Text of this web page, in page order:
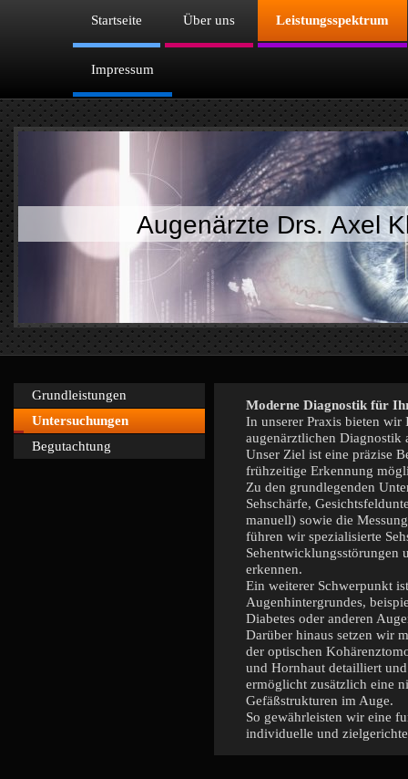
Startseite Über uns Leistungsspektrum
Impressum
Augenärzte Drs. Axel
Grundleistungen
Untersuchungen
Begutachtung
Moderne Diagnostik für
In unserer Praxis bieten wir
augenärztlichen Diagnostik
Unser Ziel ist eine präzise
frühzeitige Erkennung
Zu den grundlegenden
Sehschärfe,
manuell) sowie die
führen wir spezialisierte
Sehentwicklungsstörungen
erkennen.
Ein weiterer Schwerpunkt
Augenhintergrundes,
Diabetes oder anderen
Darüber hinaus setzen wir
der optischen
und Hornhaut detailliert
ermöglicht zusätzlich eine
Gefäßstrukturen im Auge.
So gewährleisten wir eine
individuelle und